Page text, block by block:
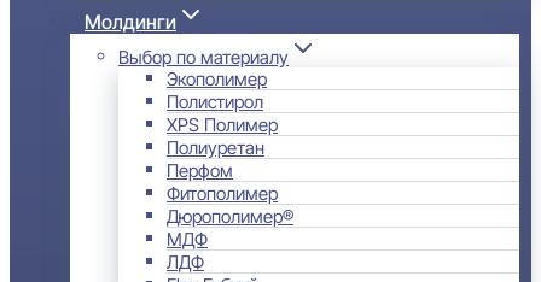
Молдинги
Выбор по материалу
Экополимер
Полистирол
XPS Полимер
Полиуретан
Перфом
Фитополимер
Дюрополимер®
МДФ
ЛДФ